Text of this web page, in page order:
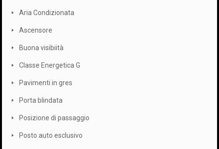
Aria Condizionata
Ascensore
Buona visibiità
Classe Energetica G
Pavimenti in gres
Porta blindata
Posizione di passaggio
Posto auto esclusivo